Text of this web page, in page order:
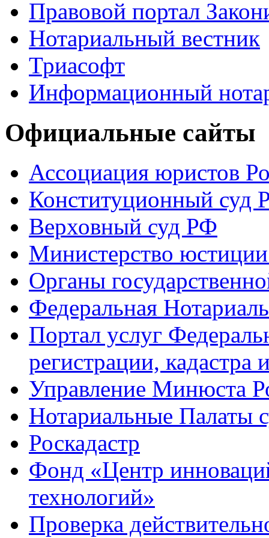
Правовой портал
Нотариальный вестник
Триасофт
Информационный
Официальные сайты
Ассоциация юристов
Конституционный суд
Верховный суд РФ
Министерство
Органы
Федеральная
Портал услуг
регистрации, кадастра
Управление Минюста
Нотариальные Палаты
Роскадастр
Фонд «Центр
технологий»
Проверка